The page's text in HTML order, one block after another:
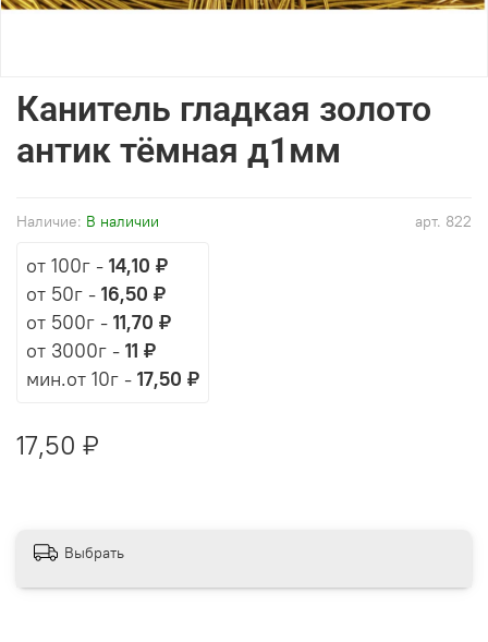
арт. 822
Наличие: В наличии
Канитель гладкая золото
антик тёмная д1мм
от 100г - 14,10 ₽
от 50г - 16,50 ₽
от 500г - 11,70 ₽
от 3000г - 11 ₽
мин.от 10г - 17,50 ₽
17,50 ₽
Выбрать